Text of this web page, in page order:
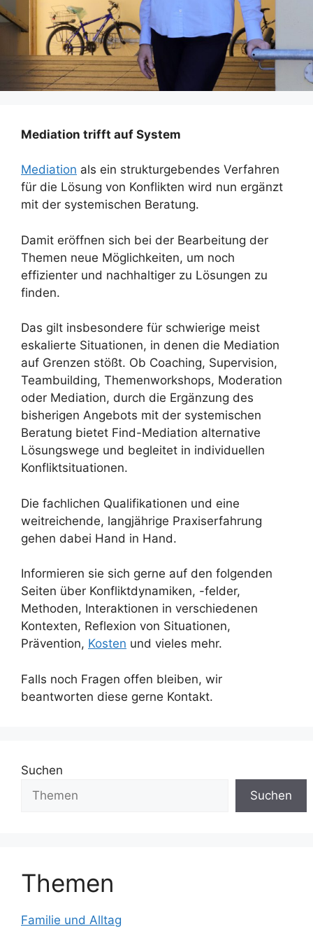
Mediation trifft auf System
Mediation als ein strukturgebendes Verfahren
für die Lösung von Konflikten wird nun ergänzt
mit der systemischen Beratung.
Damit eröffnen sich bei der Bearbeitung der
Themen neue Möglichkeiten, um noch
effizienter und nachhaltiger zu Lösungen zu
finden.
Das gilt insbesondere für schwierige meist
eskalierte Situationen, in denen die Mediation
auf Grenzen stößt. Ob Coaching, Supervision,
Teambuilding, Themenworkshops, Moderation
oder Mediation, durch die Ergänzung des
bisherigen Angebots mit der systemischen
Beratung bietet Find-Mediation alternative
Lösungswege und begleitet in individuellen
Konfliktsituationen.
Die fachlichen Qualifikationen und eine
weitreichende, langjährige Praxiserfahrung
gehen dabei Hand in Hand.
Informieren sie sich gerne auf den folgenden
Seiten über Konfliktdynamiken, -felder,
Methoden, Interaktionen in verschiedenen
Kontexten, Reflexion von Situationen,
Prävention, Kosten und vieles mehr.
Falls noch Fragen offen bleiben, wir
beantworten diese gerne Kontakt.
Suchen
Suchen
Themen
Familie und Alltag